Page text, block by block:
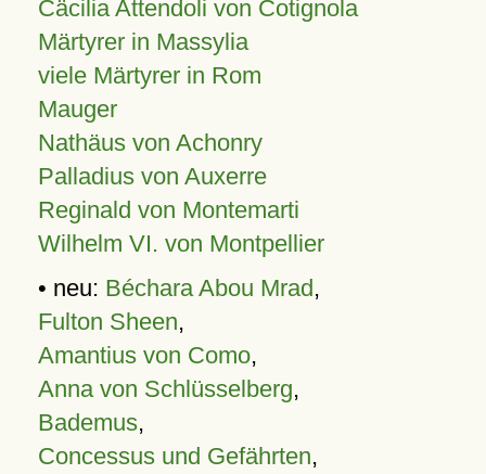
Cäcilia Attendoli von Cotignola
Märtyrer in Massylia
viele Märtyrer in Rom
Mauger
Nathäus von Achonry
Palladius von Auxerre
Reginald von Montemarti
Wilhelm VI. von Montpellier
• neu: Béchara Abou Mrad,
Fulton Sheen,
Amantius von Como,
Anna von Schlüsselberg,
Bademus,
Concessus und Gefährten,